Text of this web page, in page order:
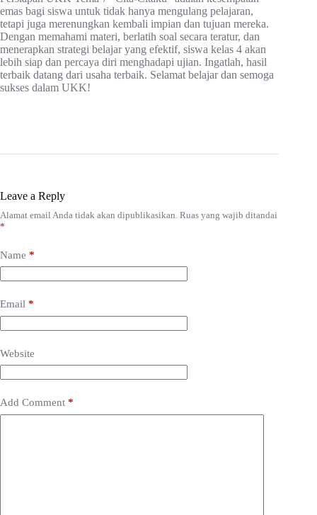
emas bagi siswa untuk tidak hanya mengulang pelajaran,
tetapi juga merenungkan kembali impian dan tujuan mereka.
Dengan memahami materi, berlatih soal secara teratur, dan
menerapkan strategi belajar yang efektif, siswa kelas 4 akan
lebih siap dan percaya diri menghadapi ujian. Ingatlah, hasil
terbaik datang dari usaha terbaik. Selamat belajar dan semoga
sukses dalam UKK!
Leave a Reply
Alamat email Anda tidak akan dipublikasikan. Ruas yang wajib ditandai
*
Name *
Email *
Website
Add Comment *